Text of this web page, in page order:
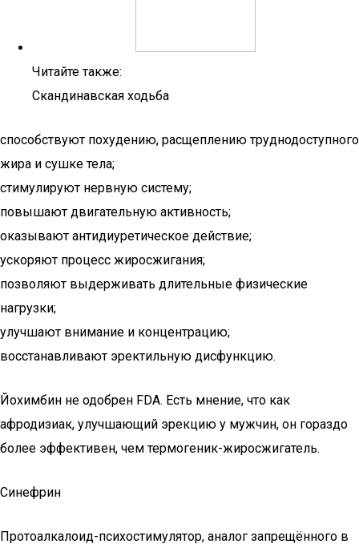
Читайте также:
Скандинавская ходьба
способствуют похудению, расщеплению труднодоступного
жира и сушке тела;
стимулируют нервную систему;
повышают двигательную активность;
оказывают антидиуретическое действие;
ускоряют процесс жиросжигания;
позволяют выдерживать длительные физические
нагрузки;
улучшают внимание и концентрацию;
восстанавливают эректильную дисфункцию.
Йохимбин не одобрен FDA. Есть мнение, что как
афродизиак, улучшающий эрекцию у мужчин, он гораздо
более эффективен, чем термогеник-жиросжигатель.
Синефрин
Протоалкалоид-психостимулятор, аналог запрещённого в